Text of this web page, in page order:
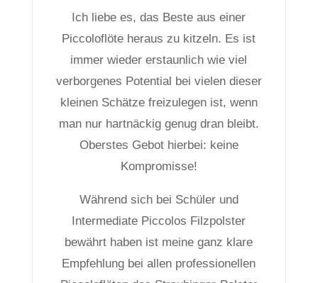
Ich liebe es, das Beste aus einer
Piccoloflöte heraus zu kitzeln. Es ist
immer wieder erstaunlich wie viel
verborgenes Potential bei vielen dieser
kleinen Schätze freizulegen ist, wenn
man nur hartnäckig genug dran bleibt.
Oberstes Gebot hierbei: keine
Kompromisse!
Während sich bei Schüler und
Intermediate Piccolos Filzpolster
bewährt haben ist meine ganz klare
Empfehlung bei allen professionellen